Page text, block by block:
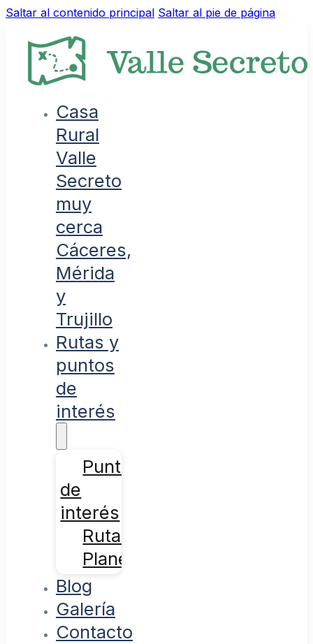
Saltar al contenido principal Saltar al pie de página
Casa
Rural
Valle
Secreto
muy
cerca
Cáceres,
Mérida
y
Trujillo
Rutas y
puntos
de
interés
Puntos
de
interés
Rutas
Planes
Blog
Galería
Contacto